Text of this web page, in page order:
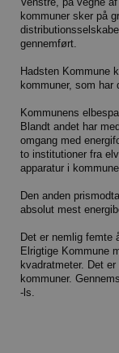
kommuner sker på
gennemført.
Hadsten Kommune
kommuner, som har
Kommunens
Blandt andet har
omgang med
to institutioner fra
apparatur i
Den anden
absolut mest
Det er nemlig
Elrigtige Kommune
kvadratmeter. Det
kommuner.
-ls.